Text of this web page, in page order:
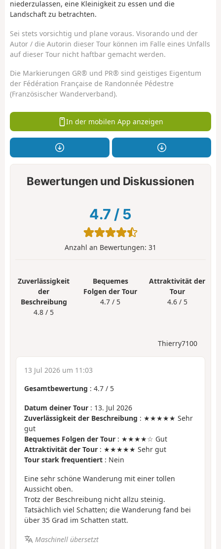
niederzulassen, eine Kleinigkeit zu essen und die
Landschaft zu betrachten.
Sei stets vorsichtig und plane voraus. Visorando und der
Autor / die Autorin dieser Tour können im Falle eines Unfalls
auf dieser Tour nicht haftbar gemacht werden.
Die Markierungen GR® und PR® sind geistiges Eigentum
der Fédération Française de Randonnée Pédestre
(Französischer Wanderverband).
In der mobilen App anzeigen
Bewertungen und Diskussionen
4.7 / 5
Anzahl an Bewertungen: 31
Zuverlässigkeit
der
Beschreibung
4.8 / 5
Bequemes
Folgen der Tour
4.7 / 5
Attraktivität der
Tour
4.6 / 5
Thierry7100
13 Jul 2026 um 11:03
Gesamtbewertung : 4.7 / 5
Datum deiner Tour : 13. Jul 2026
Zuverlässigkeit der Beschreibung : ★★★★★ Sehr
gut
Bequemes Folgen der Tour : ★★★★☆ Gut
Attraktivität der Tour : ★★★★★ Sehr gut
Tour stark frequentiert : Nein
Eine sehr schöne Wanderung mit einer tollen
Aussicht oben.
Trotz der Beschreibung nicht allzu steinig.
Tatsächlich viel Schatten; die Wanderung fand bei
über 35 Grad im Schatten statt.
Maschinell übersetzt